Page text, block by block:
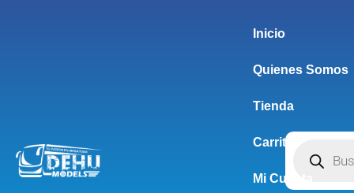
Inicio
Quienes Somos
Tienda
Carrito
Mi Cuenta